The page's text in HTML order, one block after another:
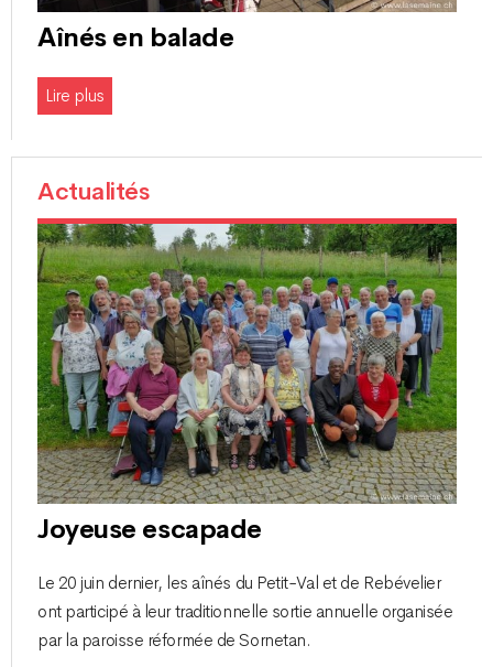
Aînés en balade
Lire plus
Actualités
Joyeuse escapade
Le 20 juin dernier, les aînés du Petit-Val et de Rebévelier
ont participé à leur traditionnelle sortie annuelle organisée
par la paroisse réformée de Sornetan.